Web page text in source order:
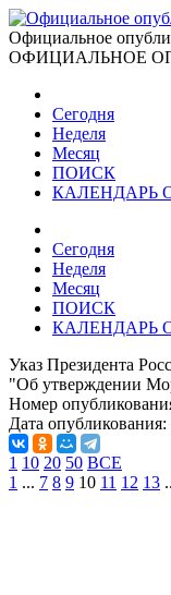
Официальное
ОФИЦИАЛЬНОЕ
Сегодня
Неделя
Месяц
ПОИСК
КАЛЕНДАРЬ
Сегодня
Неделя
Месяц
ПОИСК
КАЛЕНДАРЬ
Указ Президента
"Об утверждении
Номер
Дата опубликования:
1 10 20 50 ВСЕ
1 ... 7 8 9 10 11 12 13